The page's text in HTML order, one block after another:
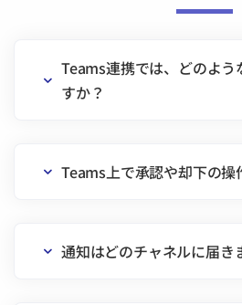
Teams連携では、どのよう
すか？
Teams上で承認や却下の操
通知はどのチャネルに届き